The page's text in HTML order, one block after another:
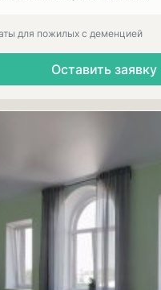
для пожилых с деменцией
Оставить заявку